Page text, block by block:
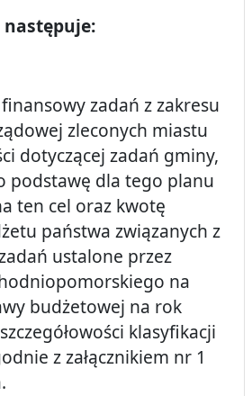
następuje:
zadań z zakresu
zleconych miastu
dotyczącej zadań gminy,
podstawę dla tego planu
ten cel oraz kwotę
państwa związanych z
ustalone przez
na
budżetowej na rok
klasyfikacji
z załącznikiem nr 1